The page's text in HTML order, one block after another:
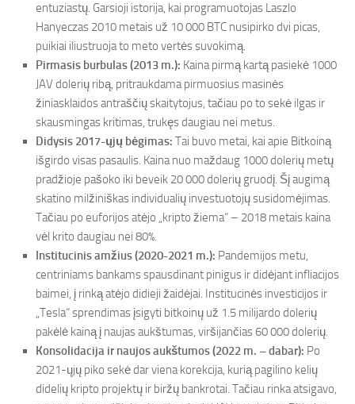
entuziastų. Garsioji istorija, kai programuotojas Laszlo
Hanyeczas 2010 metais už 10 000 BTC nusipirko dvi picas,
puikiai iliustruoja to meto vertės suvokimą.
Pirmasis burbulas (2013 m.): Kaina pirmą kartą pasiekė 1000
JAV dolerių ribą, pritraukdama pirmuosius masinės
žiniasklaidos antraščių skaitytojus, tačiau po to sekė ilgas ir
skausmingas kritimas, trukęs daugiau nei metus.
Didysis 2017-ųjų bėgimas: Tai buvo metai, kai apie Bitkoiną
išgirdo visas pasaulis. Kaina nuo maždaug 1000 dolerių metų
pradžioje pašoko iki beveik 20 000 dolerių gruodį. Šį augimą
skatino milžiniškas individualių investuotojų susidomėjimas.
Tačiau po euforijos atėjo „kripto žiema“ – 2018 metais kaina
vėl krito daugiau nei 80%.
Institucinis amžius (2020-2021 m.): Pandemijos metu,
centriniams bankams spausdinant pinigus ir didėjant infliacijos
baimei, į rinką atėjo didieji žaidėjai. Institucinės investicijos ir
„Tesla“ sprendimas įsigyti bitkoinų už 1.5 milijardo dolerių
pakėlė kainą į naujas aukštumas, viršijančias 60 000 dolerių.
Konsolidacija ir naujos aukštumos (2022 m. – dabar): Po
2021-ųjų piko sekė dar viena korekcija, kurią pagilino kelių
didelių kripto projektų ir biržų bankrotai. Tačiau rinka atsigavo,